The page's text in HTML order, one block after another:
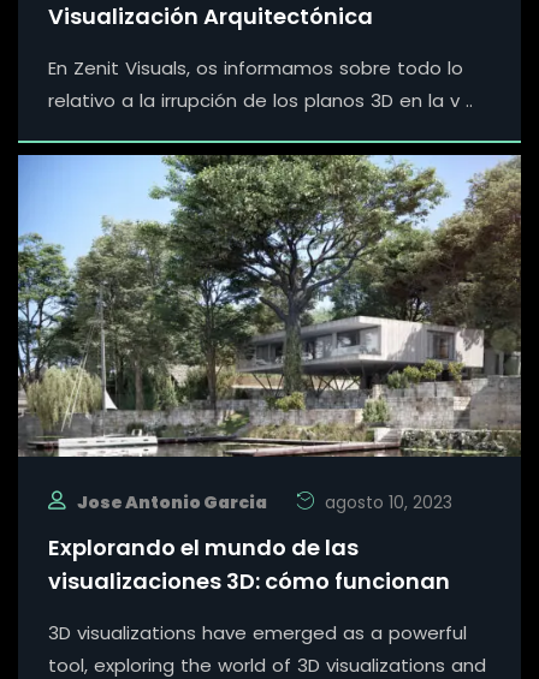
Visualización Arquitectónica
En Zenit Visuals, os informamos sobre todo lo
relativo a la irrupción de los planos 3D en la v ..
Jose Antonio Garcia agosto 10, 2023
Explorando el mundo de las
visualizaciones 3D: cómo funcionan
3D visualizations have emerged as a powerful
tool, exploring the world of 3D visualizations and